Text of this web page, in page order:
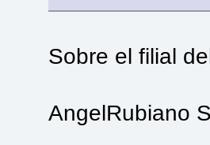
Sobre el filial
AngelRubiano